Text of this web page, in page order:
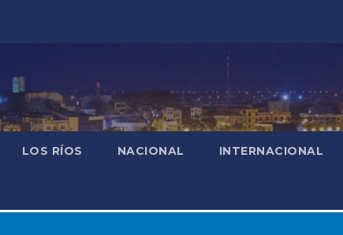
LOS RÍOS NACIONAL INTERNACIONAL